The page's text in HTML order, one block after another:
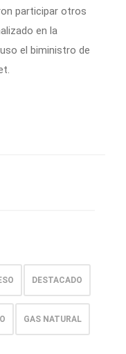
participar otros
en la
el biministro de
DESTACADO
GAS NATURAL